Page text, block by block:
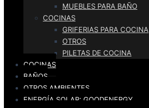
MUEBLES PARA BAÑO
COCINAS
GRIFERIAS PARA COCINA
OTROS
PILETAS DE COCINA
COCINAS
BAÑOS
OTROS AMBIENTES
ENERGÍA SOLAR: GOODENERGY